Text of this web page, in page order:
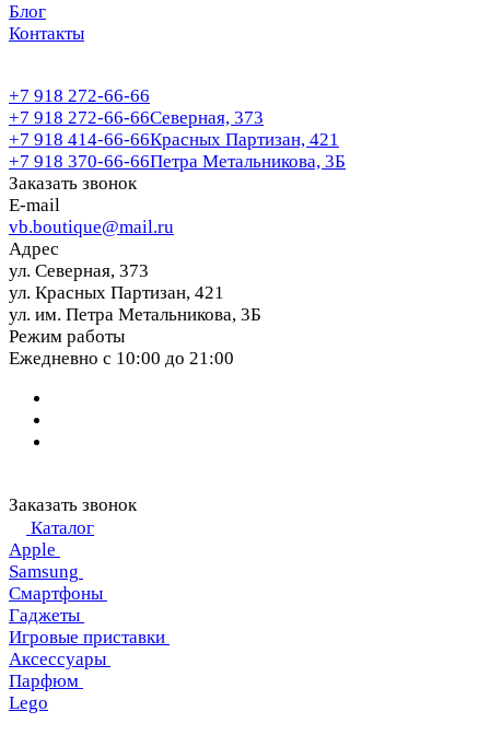
Блог
Контакты
+7 918 272-66-66
+7 918 272-66-66Северная, 373
+7 918 414-66-66Красных Партизан, 421
+7 918 370-66-66Петра Метальникова, 3Б
Заказать звонок
E-mail
vb.boutique@mail.ru
Адрес
ул. Северная, 373
ул. Красных Партизан, 421
ул. им. Петра Метальникова, 3Б
Режим работы
Ежедневно с 10:00 до 21:00
Заказать звонок
Каталог
Apple
Samsung
Смартфоны
Гаджеты
Игровые приставки
Аксессуары
Парфюм
Lego